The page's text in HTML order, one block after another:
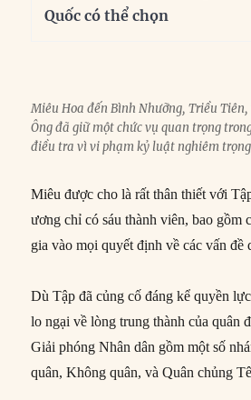
Quốc có thể chọn
Miêu Hoa đến Bình Nhưỡng, Triều
Ông đã giữ một chức vụ quan trọng
điều tra vì vi phạm kỷ luật nghiêm
Miêu được cho là rất thân thiết với
ương chỉ có sáu thành viên, bao gồm
gia vào mọi quyết định về các vấn đề
Dù Tập đã củng cố đáng kể quyền
lo ngại về lòng trung thành của quân
Giải phóng Nhân dân gồm một số
quân, Không quân, và Quân chủng